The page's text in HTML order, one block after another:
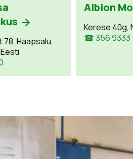
78, Haapsalu,
Albion
Kerese 40g,
☎ 356 9333